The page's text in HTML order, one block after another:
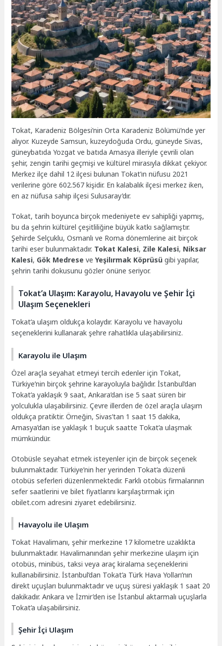
Tokat, Karadeniz Bölgesi’nin Orta Karadeniz Bölümü’nde yer
alıyor. Kuzeyde Samsun, kuzeydoğuda Ordu, güneyde Sivas,
güneybatıda Yozgat ve batıda Amasya illeriyle çevrili olan
şehir, zengin tarihi geçmişi ve kültürel mirasıyla dikkat çekiyor.
Merkez ilçe dahil 12 ilçesi bulunan Tokat’ın nüfusu 2021
verilerine göre 602.567 kişidir. En kalabalık ilçesi merkez iken,
en az nüfusa sahip ilçesi Sulusaray’dır.
Tokat, tarih boyunca birçok medeniyete ev sahipliği yapmış,
bu da şehrin kültürel çeşitliliğine büyük katkı sağlamıştır.
Şehirde Selçuklu, Osmanlı ve Roma dönemlerine ait birçok
tarihi eser bulunmaktadır. Tokat Kalesi, Zile Kalesi, Niksar
Kalesi, Gök Medrese veYeşilırmak Köprüsü gibi yapılar,
şehrin tarihi dokusunu gözler önüne seriyor.
Tokat’a Ulaşım: Karayolu, Havayolu ve Şehir İçi
Ulaşım Seçenekleri
Tokat’a ulaşım oldukça kolaydır. Karayolu ve havayolu
seçeneklerini kullanarak şehre rahatlıkla ulaşabilirsiniz.
Karayolu ile Ulaşım
Özel araçla seyahat etmeyi tercih edenler için Tokat,
Türkiye’nin birçok şehrine karayoluyla bağlıdır. İstanbul’dan
Tokat’a yaklaşık 9 saat, Ankara’dan ise 5 saat süren bir
yolculukla ulaşabilirsiniz. Çevre illerden de özel araçla ulaşım
oldukça pratiktir. Örneğin, Sivas’tan 1 saat 15 dakika,
Amasya’dan ise yaklaşık 1 buçuk saatte Tokat’a ulaşmak
mümkündür.
Otobüsle seyahat etmek isteyenler için de birçok seçenek
bulunmaktadır. Türkiye’nin her yerinden Tokat’a düzenli
otobüs seferleri düzenlenmektedir. Farklı otobüs firmalarının
sefer saatlerini ve bilet fiyatlarını karşılaştırmak için
obilet.com adresini ziyaret edebilirsiniz.
Havayolu ile Ulaşım
Tokat Havalimanı, şehir merkezine 17 kilometre uzaklıkta
bulunmaktadır. Havalimanından şehir merkezine ulaşım için
otobüs, minibüs, taksi veya araç kiralama seçeneklerini
kullanabilirsiniz. İstanbul’dan Tokat’a Türk Hava Yolları’nın
direkt uçuşları bulunmaktadır ve uçuş süresi yaklaşık 1 saat 20
dakikadır. Ankara ve İzmir’den ise İstanbul aktarmalı uçuşlarla
Tokat’a ulaşabilirsiniz.
Şehir İçi Ulaşım